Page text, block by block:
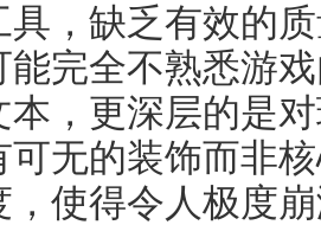
具，缺乏有效的
能完全不熟悉游
本，更深层的是
可无的装饰而非
，使得令人极度